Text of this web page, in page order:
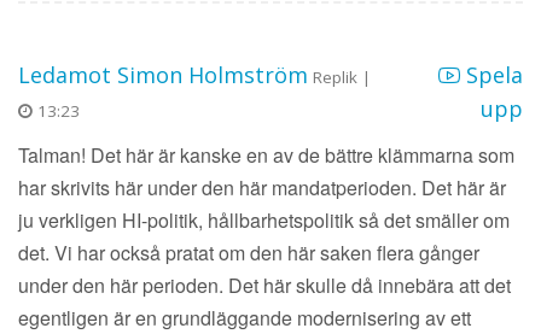
Ledamot Simon Holmström Replik |
13:23
Spela
upp
Talman! Det här är kanske en av de bättre klämmarna som
har skrivits här under den här mandatperioden. Det här är
ju verkligen HI-politik, hållbarhetspolitik så det smäller om
det. Vi har också pratat om den här saken flera gånger
under den här perioden. Det här skulle då innebära att det
egentligen är en grundläggande modernisering av ett